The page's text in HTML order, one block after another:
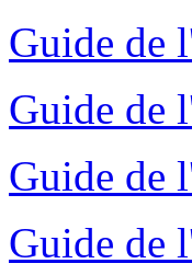
Guide de
Guide de
Guide de
Guide de